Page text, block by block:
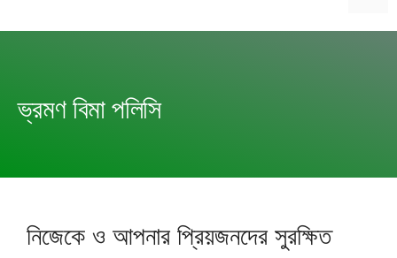
ভ্রমণ বিমা পলিসি
নিজেকে ও আপনার প্রিয়জনদের সুরক্ষিত